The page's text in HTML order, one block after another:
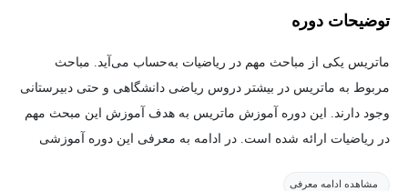
توضیحات دوره
ماتریس یکی از مباحث مهم در ریاضیات به‌حساب می‌آید. مباحث
مربوط به ماتریس در بیشتر دروس ریاضی دانشگاهی و حتی دبیرستانی
وجود دارند. این دوره آموزش ماتریس به هدف آموزش این مبحث مهم
در ریاضیات ارائه شده است. در ادامه به معرفی این دوره آموزشی
مشاهده ادامه معرفی